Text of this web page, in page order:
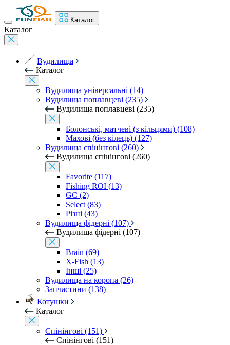
Каталог
Каталог
Вудилища
Каталог
Вудилища універсальні (14)
Вудилища поплавцеві (235)
Вудилища поплавцеві (235)
Болонські, матчеві (з кільцями) (108)
Махові (без кілець) (127)
Вудилища спінінгові (260)
Вудилища спінінгові (260)
Favorite (117)
Fishing ROI (13)
GC (2)
Select (83)
Різні (43)
Вудилища фідерні (107)
Вудилища фідерні (107)
Brain (69)
X-Fish (13)
Інші (25)
Вудилища на коропа (26)
Запчастини (138)
Котушки
Каталог
Спінінгові (151)
Спінінгові (151)